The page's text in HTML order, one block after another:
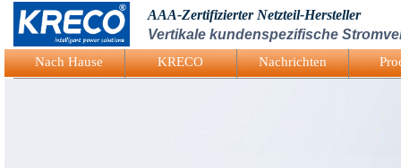
Logo Picture
AAA-Zertifizierter Netzteil-Hersteller
Vertikale kundenspezifische
Nach Hause KRECO Nachrichten